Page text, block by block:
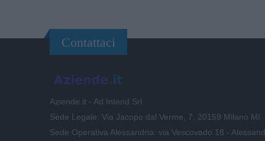
Contattaci
Aziende.it - Ad Intend Srl
Sede Legale: Via Jacopo dal Verme, 7, 20159 Milano MI
Sede Operativa Alessandria: via Vescovado 18 -